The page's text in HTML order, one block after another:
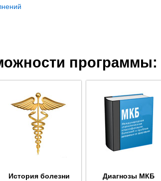
программы:
История болезни Диагнозы МКБ